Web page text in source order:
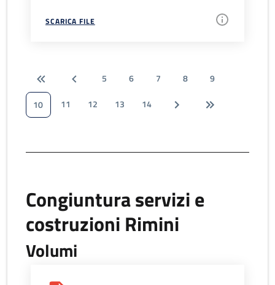
SCARICA FILE
5 6 7 8
9
10
11 12 13 14
Congiuntura servizi e
costruzioni Rimini
Volumi